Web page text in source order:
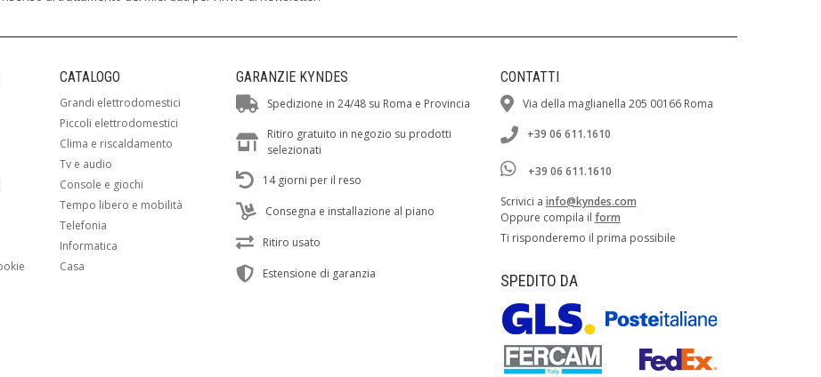
CATALOGO
Grandi elettrodomestici
Piccoli elettrodomestici
Clima e riscaldamento
Tv e audio
Console e giochi
Tempo libero e mobilità
Telefonia
Informatica
Casa
GARANZIE KYNDES
Spedizione in 24/48 su Roma e Provincia
Ritiro gratuito in negozio su prodotti
selezionati
14 giorni per il reso
Consegna e installazione al piano
Ritiro usato
Estensione di garanzia
CONTATTI
Via della maglianella 205 00166 Roma
+39 06 611.1610
+39 06 611.1610
Scrivici a info@kyndes.com
Oppure compila il form
Ti risponderemo il prima possibile
SPEDITO DA